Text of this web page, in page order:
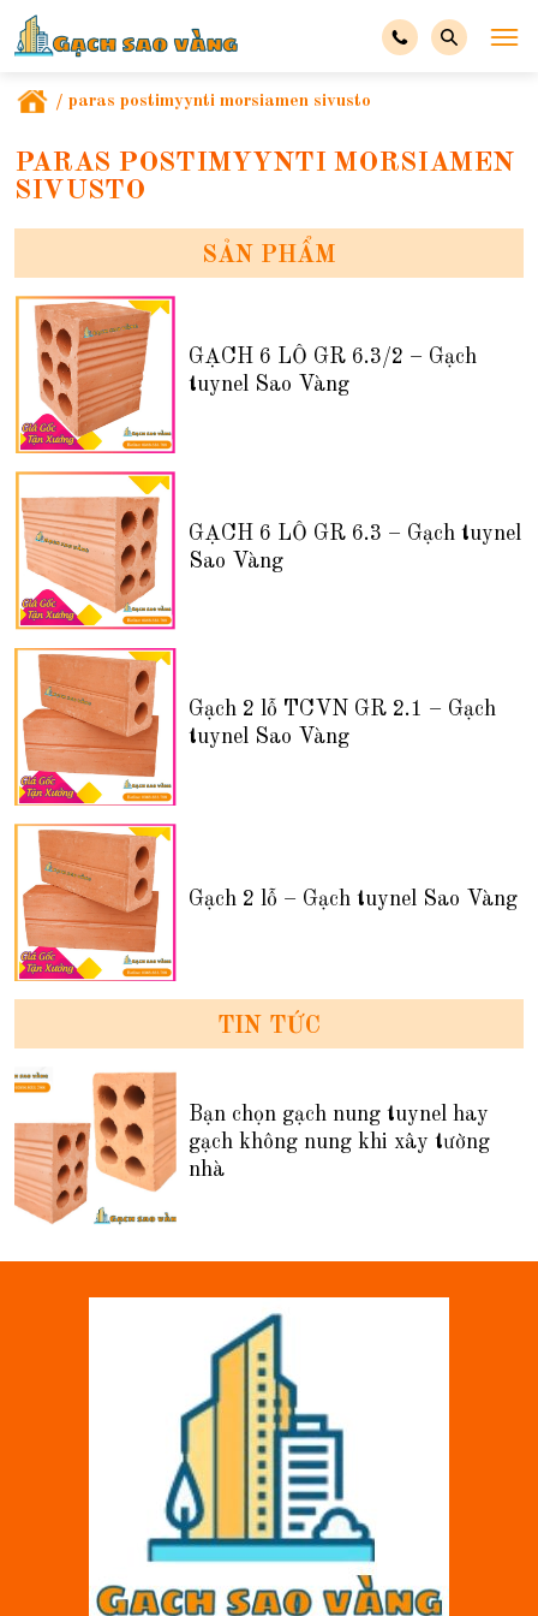
/ paras postimyynti morsiamen sivusto
PARAS POSTIMYYNTI MORSIAMEN
SIVUSTO
SẢN PHẨM
GẠCH 6 LỖ GR 6.3/2 – Gạch
tuynel Sao Vàng
GẠCH 6 LỖ GR 6.3 – Gạch tuynel
Sao Vàng
Gạch 2 lỗ TCVN GR 2.1 – Gạch
tuynel Sao Vàng
Gạch 2 lỗ – Gạch tuynel Sao Vàng
TIN TỨC
Bạn chọn gạch nung tuynel hay
gạch không nung khi xây tường
nhà